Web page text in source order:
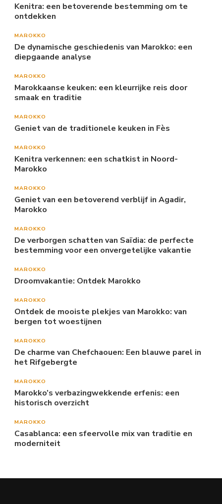
Kenitra: een betoverende bestemming om te
ontdekken
MAROKKO
De dynamische geschiedenis van Marokko: een
diepgaande analyse
MAROKKO
Marokkaanse keuken: een kleurrijke reis door
smaak en traditie
MAROKKO
Geniet van de traditionele keuken in Fès
MAROKKO
Kenitra verkennen: een schatkist in Noord-
Marokko
MAROKKO
Geniet van een betoverend verblijf in Agadir,
Marokko
MAROKKO
De verborgen schatten van Saïdia: de perfecte
bestemming voor een onvergetelijke vakantie
MAROKKO
Droomvakantie: Ontdek Marokko
MAROKKO
Ontdek de mooiste plekjes van Marokko: van
bergen tot woestijnen
MAROKKO
De charme van Chefchaouen: Een blauwe parel in
het Rifgebergte
MAROKKO
Marokko’s verbazingwekkende erfenis: een
historisch overzicht
MAROKKO
Casablanca: een sfeervolle mix van traditie en
moderniteit